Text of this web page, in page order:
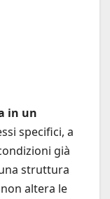
in un
specifici, a
già
struttura
altera le